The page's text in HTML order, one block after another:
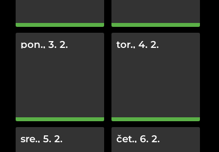
pon., 3. 2. tor., 4. 2.
sre., 5. 2. čet., 6. 2.